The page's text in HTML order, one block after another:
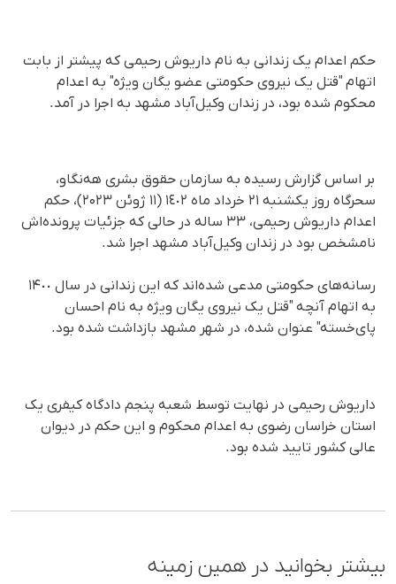
حکم اعدام یک زندانی به نام داریوش رحیمی که پیشتر از بابت
اتهام "قتل یک نیروی حکومتی عضو یگان ویژه" به اعدام
محکوم شده بود، در زندان وکیل‌آباد مشهد به اجرا در آمد.
بر اساس گزارش رسیده به سازمان حقوق بشری هه‌نگاو،
سحرگاه روز یکشنبه ٢١ خرداد ماه ١٤٠٢ (١١ ژوئن ‌۲۰۲۳)، حکم
اعدام داریوش رحیمی، ٣٣ ساله در حالی که جزئیات پرونده‌اش
نامشخص بود در زندان وکیل‌آباد مشهد اجرا شد.
رسانه‌های حکومتی مدعی شده‌اند که این زندانی در سال ١۴٠٠
به اتهام آنچه "قتل یک نیروی یگان ویژه به نام احسان
پای‌خسته" عنوان شده، در شهر مشهد بازداشت شده بود.
داریوش رحیمی در نهایت توسط شعبه پنجم دادگاه کیفری یک
استان خراسان رضوی به اعدام محکوم و این حکم در دیوان
عالی کشور تایید شده بود.
بیشتر بخوانید در همین زمینه